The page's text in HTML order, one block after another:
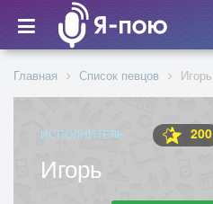
Главная Список певцов Игорь
ИСПОЛНИТЕЛЬ 200
Игорь